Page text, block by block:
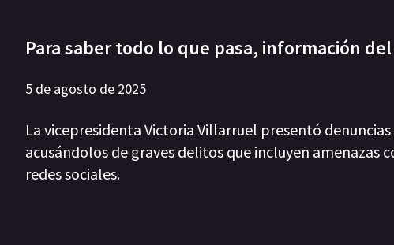
Para saber todo lo que pasa, información
5 de agosto de 2025
La vicepresidenta Victoria Villarruel presentó
acusándolos de graves delitos que incluyen
redes sociales.